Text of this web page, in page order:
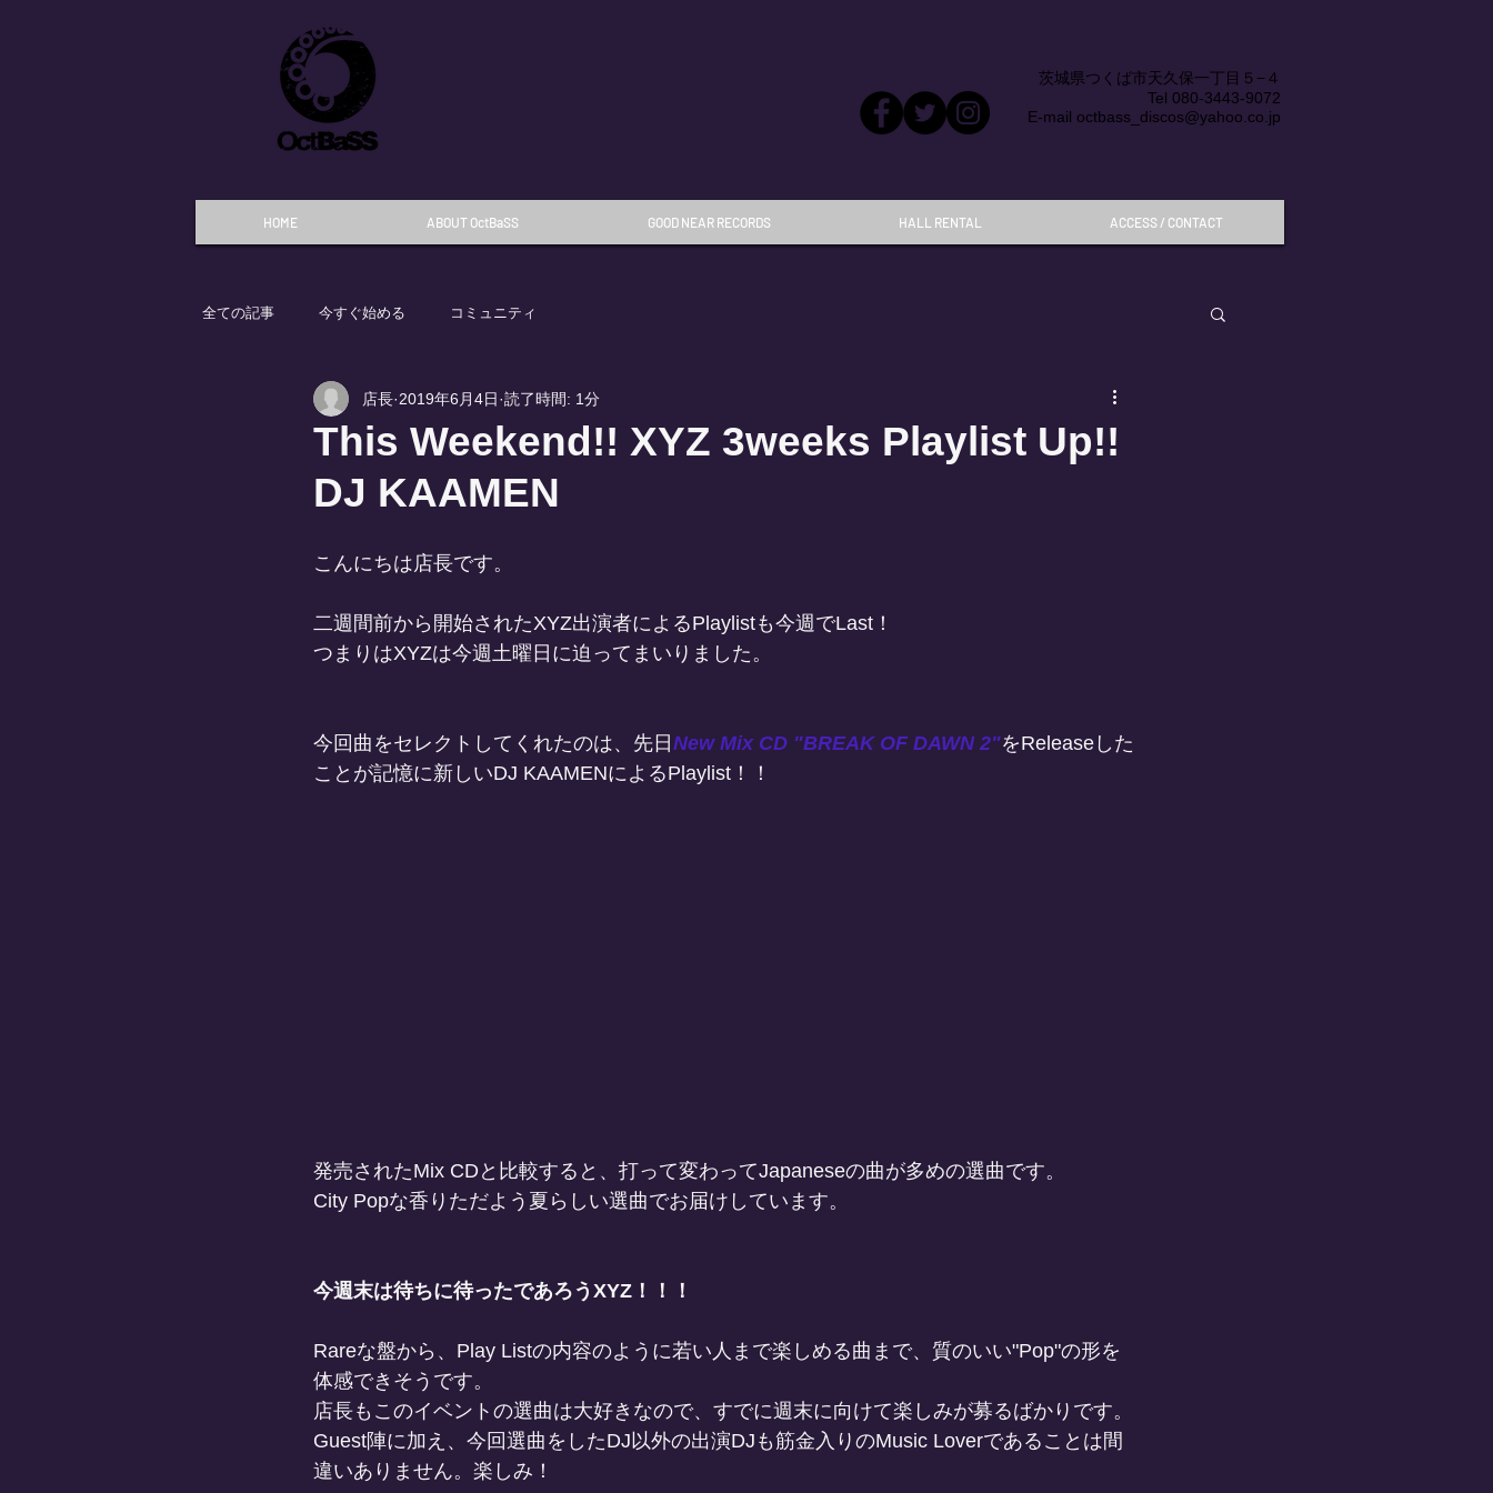
茨城県つくば市天久保一丁目５−４
Tel 080-3443-9072
E-mail octbass_discos@yahoo.co.jp
HOME ABOUT OctBaSS GOOD NEAR RECORDS HALL RENTAL ACCESS / CONTACT
全ての記事 今すぐ始める コミュニティ
This Weekend!! XYZ 3weeks Playlist Up!!
DJ KAAMEN
店長 2019年6月4日 読了時間: 1分
こんにちは店長です。
二週間前から開始されたXYZ出演者によるPlaylistも今週でLast！
つまりはXYZは今週土曜日に迫ってまいりました。
今回曲をセレクトしてくれたのは、先日 New Mix CD "BREAK OF DAWN 2"をReleaseした
ことが記憶に新しいDJ KAAMENによるPlaylist！！
発売されたMix CDと比較すると、打って変わってJapaneseの曲が多めの選曲です。
City Popな香りただよう夏らしい選曲でお届けしています。
今週末は待ちに待ったであろうXYZ！！！
Rareな盤から、Play Listの内容のように若い人まで楽しめる曲まで、質のいい"Pop"の形を
体感できそうです。
店長もこのイベントの選曲は大好きなので、すでに週末に向けて楽しみが募るばかりです。
Guest陣に加え、今回選曲をしたDJ以外の出演DJも筋金入りのMusic Loverであることは間
違いありません。楽しみ！